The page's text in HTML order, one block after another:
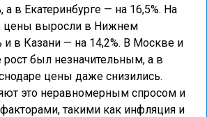
а в Екатеринбурге — на 16,5%. На
цены выросли в Нижнем
и в Казани — на 14,2%. В Москве и
рост был незначительным, а в
цены даже снизились.
это неравномерным спросом и
такими как инфляция и